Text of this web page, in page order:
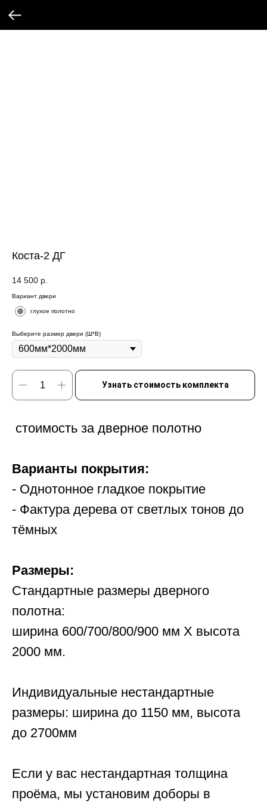
Коста-2 ДГ
14 500 р.
Вариант двери
глухое полотно
Выберите размер двери (Ш*В)
Узнать стоимость комплекта
стоимость за дверное полотно
Варианты покрытия:
- Однотонное гладкое покрытие
- Фактура дерева от светлых тонов до
тёмных
Размеры:
Стандартные размеры дверного
полотна:
ширина 600/700/800/900 мм Х высота
2000 мм.
Индивидуальные нестандартные
размеры: ширина до 1150 мм, высота
до 2700мм
Если у вас нестандартная толщина
проёма, мы установим доборы в